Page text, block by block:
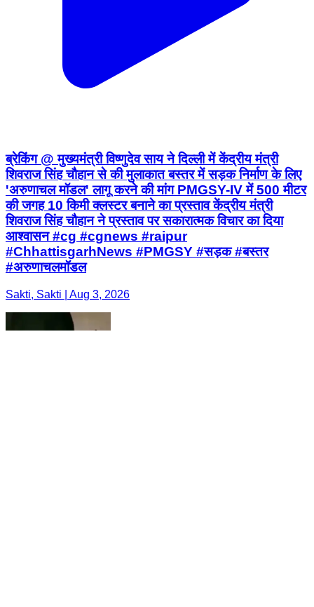
ब्रेकिंग @ मुख्यमंत्री विष्णुदेव साय ने दिल्ली में केंद्रीय मंत्री
शिवराज सिंह चौहान से की मुलाकात बस्तर में सड़क निर्माण के लिए
'अरुणाचल मॉडल' लागू करने की मांग PMGSY-IV में 500 मीटर
की जगह 10 किमी क्लस्टर बनाने का प्रस्ताव केंद्रीय मंत्री
शिवराज सिंह चौहान ने प्रस्ताव पर सकारात्मक विचार का दिया
आश्वासन #cg #cgnews #raipur
#ChhattisgarhNews #PMGSY #सड़क #बस्तर
#अरुणाचलमॉडल
Sakti, Sakti | Aug 3, 2026